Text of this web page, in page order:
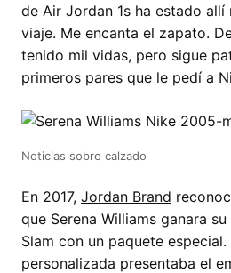
de Air Jordan 1s ha estado allí
viaje. Me encanta el zapato.
tenido mil vidas, pero sigue
primeros pares que le pedí a
Noticias sobre calzado
En 2017, Jordan Brand
que Serena Williams ganara
Slam con un paquete especial.
personalizada presentaba el